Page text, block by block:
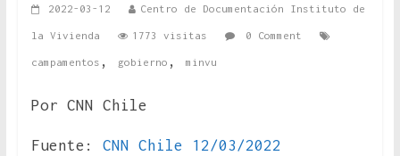
2022-03-12 Centro de Documentación Instituto de
la Vivienda 1773 visitas 0 Comment
campamentos , gobierno , minvu
Por CNN Chile
Fuente: CNN Chile 12/03/2022